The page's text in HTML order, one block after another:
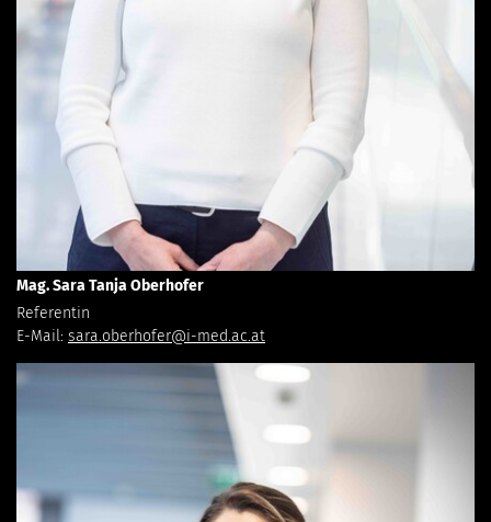
Mag. Sara Tanja Oberhofer
Referentin
E-Mail: sara.oberhofer@i-med.ac.at